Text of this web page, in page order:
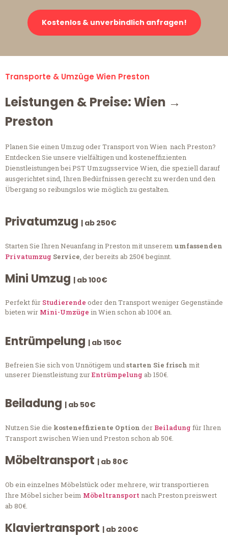
Kostenlos & unverbindlich anfragen!
Transporte & Umzüge Wien Preston
Leistungen & Preise: Wien →
Preston
Planen Sie einen Umzug oder Transport von Wien nach Preston?
Entdecken Sie unsere vielfältigen und kosteneffizienten
Dienstleistungen bei PST Umzugsservice Wien, die speziell darauf
ausgerichtet sind, Ihren Bedürfnissen gerecht zu werden und den
Übergang so reibungslos wie möglich zu gestalten.
Privatumzug | ab 250€
Starten Sie Ihren Neuanfang in Preston mit unserem umfassenden
Privatumzug Service, der bereits ab 250€ beginnt.
Mini Umzug | ab 100€
Perfekt für Studierende oder den Transport weniger Gegenstände
bieten wir Mini-Umzüge in Wien schon ab 100€ an.
Entrümpelung | ab 150€
Befreien Sie sich von Unnötigem undstarten Sie frisch mit
unserer Dienstleistung zurEntrümpelung ab 150€.
Beiladung | ab 50€
Nutzen Sie die kosteneffiziente Option der Beiladung für Ihren
Transport zwischen Wien und Preston schon ab 50€.
Möbeltransport | ab 80€
Ob ein einzelnes Möbelstück oder mehrere, wir transportieren
Ihre Möbel sicher beim Möbeltransportnach Preston preiswert
ab 80€.
Klaviertransport | ab 200€